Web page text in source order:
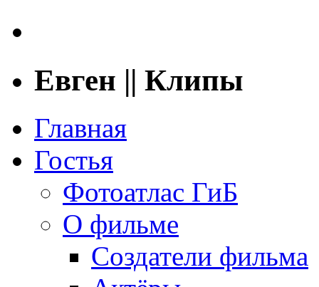
Евген || Клипы
Главная
Гостья
Фотоатлас ГиБ
О фильме
Создатели фильма